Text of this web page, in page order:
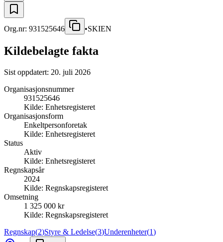
Org.nr: 931525646 •SKIEN
Kildebelagte fakta
Sist oppdatert: 20. juli 2026
Organisasjonsnummer
931525646
Kilde: Enhetsregisteret
Organisasjonsform
Enkeltpersonforetak
Kilde: Enhetsregisteret
Status
Aktiv
Kilde: Enhetsregisteret
Regnskapsår
2024
Kilde: Regnskapsregisteret
Omsetning
1 325 000 kr
Kilde: Regnskapsregisteret
Regnskap(2)Styre & Ledelse(3)Underenheter(1)